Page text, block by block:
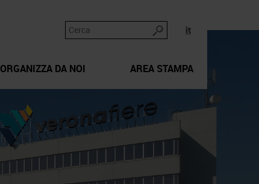
it
ORGANIZZA DA NOI AREA STAMPA